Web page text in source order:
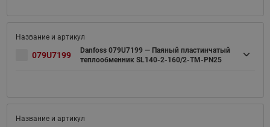
079U7199
Danfoss 079U7199 — Паяный пластинчатый
теплообменник SL140-2-160/2-TM-PN25